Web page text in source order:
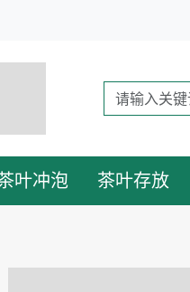
叶冲泡 茶叶存放